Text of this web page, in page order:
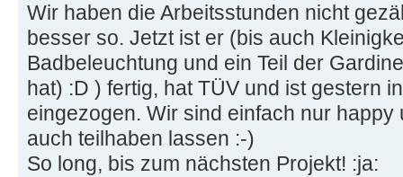
Wir haben die Arbeitsstunden nicht
besser so. Jetzt ist er (bis auch
Badbeleuchtung und ein Teil der
hat) :D ) fertig, hat TÜV und ist gestern
eingezogen. Wir sind einfach nur
auch teilhaben lassen :-)
So long, bis zum nächsten Projekt! :ja: